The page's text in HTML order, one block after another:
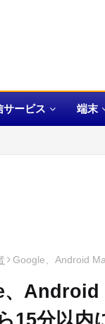
サービス 端末
Google、Android
Android
15分以内